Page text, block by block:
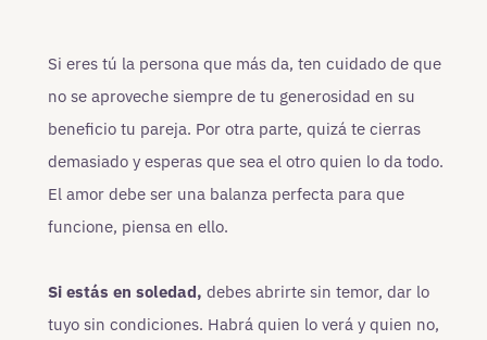
Si eres tú la persona que más da, ten cuidado de que
no se aproveche siempre de tu generosidad en su
beneficio tu pareja. Por otra parte, quizá te cierras
demasiado y esperas que sea el otro quien lo da todo.
El amor debe ser una balanza perfecta para que
funcione, piensa en ello.
Si estás en soledad, debes abrirte sin temor, dar lo
tuyo sin condiciones. Habrá quien lo verá y quien no,